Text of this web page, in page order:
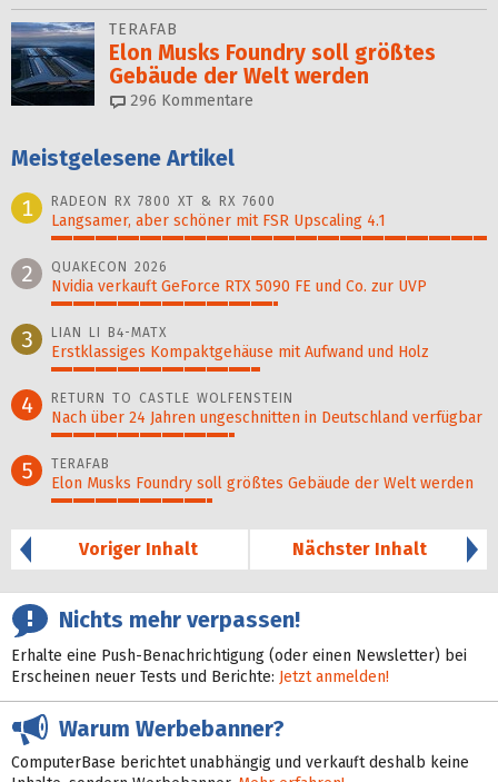
TERAFAB
Elon Musks Foundry soll größ­tes
Gebäude der Welt werden
296 Kommentare
Meistgelesene Artikel
1
RADEON RX 7800 XT & RX 7600
Langsamer, aber schöner mit FSR Upscaling 4.1
2 QUAKECON 2026
Nvidia verkauft GeForce RTX 5090 FE und Co. zur UVP
3 LIAN LI B4-MATX
Erstklassiges Kompaktgehäuse mit Aufwand und Holz
4 RETURN TO CASTLE WOLFENSTEIN
Nach über 24 Jahren ungeschnitten in Deutschland verfügbar
5 TERAFAB
Elon Musks Foundry soll größ­tes Gebäude der Welt werden
Voriger Inhalt
Nächster Inhalt
Nichts mehr verpassen!
Erhalte eine Push-Benachrichtigung (oder einen Newsletter) bei
Erscheinen neuer Tests und Berichte: Jetzt anmelden!
Warum Werbebanner?
ComputerBase berichtet unabhängig und verkauft deshalb keine